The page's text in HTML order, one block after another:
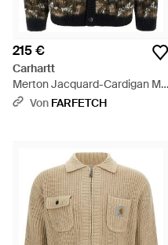
215 €
Carhartt
Merton Jacquard-Cardigan Mit
Taschen - Grau
Von FARFETCH